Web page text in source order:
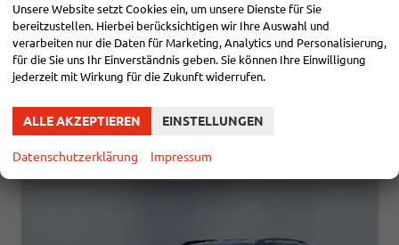
Kraftstoff Benzin Außenfarbe Oniric Lake Metallic
Leistung 110 kW (150 PS) Kilometerstand 10 km
28.05.2026
28.700,– €
incl. 19% MwSt.
DETAILS
Verbrauch kombiniert:
CO2-Klasse:D
CO2-Emissionen:128,00 g/km
Unsere Website setzt Cookies ein, um unsere Dienste für Sie
bereitzustellen. Hierbei berücksichtigen wir Ihre Auswahl und
verarbeiten nur die Daten für Marketing, Analytics und Personalisierung,
für die Sie uns Ihr Einverständnis geben. Sie können Ihre Einwilligung
jederzeit mit Wirkung für die Zukunft widerrufen.
ALLE AKZEPTIEREN EINSTELLUNGEN
Datenschutzerklärung Impressum